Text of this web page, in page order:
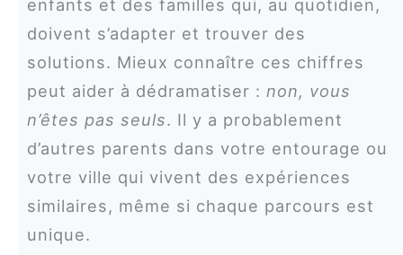
enfants et des familles qui, au quotidien,
doivent s’adapter et trouver des
solutions. Mieux connaître ces chiffres
peut aider à dédramatiser : non, vous
n’êtes pas seuls. Il y a probablement
d’autres parents dans votre entourage ou
votre ville qui vivent des expériences
similaires, même si chaque parcours est
unique.